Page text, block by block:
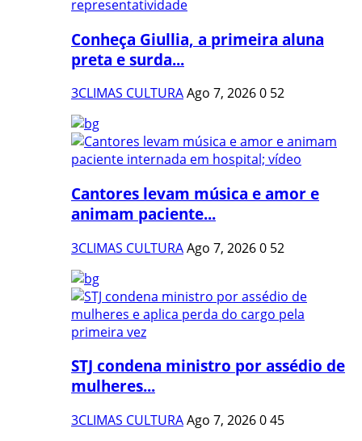
Conheça Giullia, a primeira aluna
preta e surda...
3CLIMAS CULTURAAgo 7, 20260 52
Cantores levam música e amor e
animam paciente...
3CLIMAS CULTURAAgo 7, 20260 52
STJ condena ministro por assédio de
mulheres...
3CLIMAS CULTURAAgo 7, 2026045